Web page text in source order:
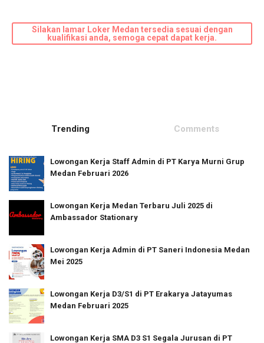
Silakan lamar Loker Medan tersedia sesuai dengan
kualifikasi anda, semoga cepat dapat kerja.
Trending Comments
Lowongan Kerja Staff Admin di PT Karya Murni Grup
Medan Februari 2026
Lowongan Kerja Medan Terbaru Juli 2025 di
Ambassador Stationary
Lowongan Kerja Admin di PT Saneri Indonesia Medan
Mei 2025
Lowongan Kerja D3/S1 di PT Erakarya Jatayumas
Medan Februari 2025
Lowongan Kerja SMA D3 S1 Segala Jurusan di PT